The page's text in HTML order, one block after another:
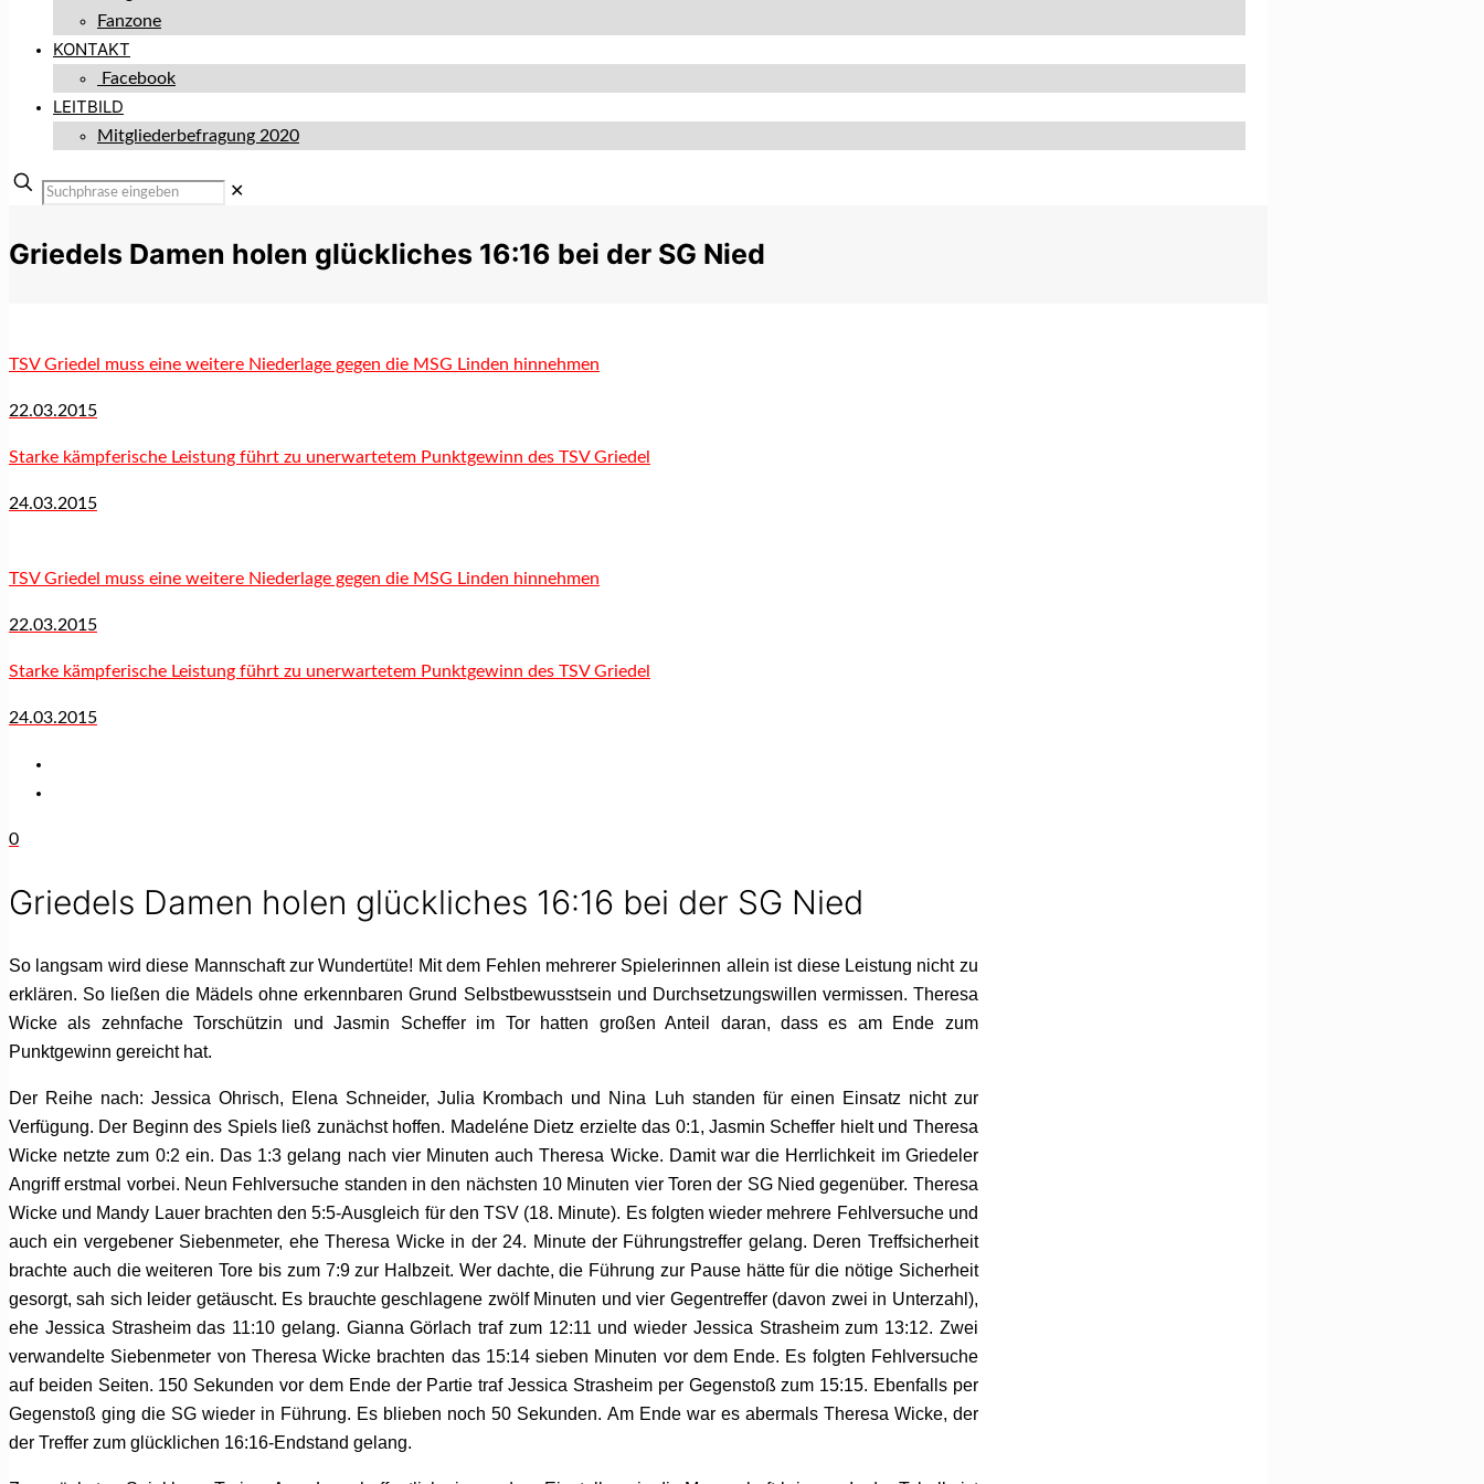
Fanzone
KONTAKT
Facebook
LEITBILD
Mitgliederbefragung 2020
✕
Griedels Damen holen glückliches 16:16 bei der SG Nied
TSV Griedel muss eine weitere Niederlage gegen die MSG Linden hinnehmen
22.03.2015
Starke kämpferische Leistung führt zu unerwartetem Punktgewinn des TSV Griedel
24.03.2015
TSV Griedel muss eine weitere Niederlage gegen die MSG Linden hinnehmen
22.03.2015
Starke kämpferische Leistung führt zu unerwartetem Punktgewinn des TSV Griedel
24.03.2015
0
Griedels Damen holen glückliches 16:16 bei der SG Nied
So langsam wird diese Mannschaft zur Wundertüte! Mit dem Fehlen mehrerer Spielerinnen allein ist diese Leistung nicht zu
erklären. So ließen die Mädels ohne erkennbaren Grund Selbstbewusstsein und Durchsetzungswillen vermissen. Theresa
Wicke als zehnfache Torschützin und Jasmin Scheffer im Tor hatten großen Anteil daran, dass es am Ende zum
Punktgewinn gereicht hat.
Der Reihe nach: Jessica Ohrisch, Elena Schneider, Julia Krombach und Nina Luh standen für einen Einsatz nicht zur
Verfügung. Der Beginn des Spiels ließ zunächst hoffen. Madeléne Dietz erzielte das 0:1, Jasmin Scheffer hielt und Theresa
Wicke netzte zum 0:2 ein. Das 1:3 gelang nach vier Minuten auch Theresa Wicke. Damit war die Herrlichkeit im Griedeler
Angriff erstmal vorbei. Neun Fehlversuche standen in den nächsten 10 Minuten vier Toren der SG Nied gegenüber. Theresa
Wicke und Mandy Lauer brachten den 5:5-Ausgleich für den TSV (18. Minute). Es folgten wieder mehrere Fehlversuche und
auch ein vergebener Siebenmeter, ehe Theresa Wicke in der 24. Minute der Führungstreffer gelang. Deren Treffsicherheit
brachte auch die weiteren Tore bis zum 7:9 zur Halbzeit. Wer dachte, die Führung zur Pause hätte für die nötige Sicherheit
gesorgt, sah sich leider getäuscht. Es brauchte geschlagene zwölf Minuten und vier Gegentreffer (davon zwei in Unterzahl),
ehe Jessica Strasheim das 11:10 gelang. Gianna Görlach traf zum 12:11 und wieder Jessica Strasheim zum 13:12. Zwei
verwandelte Siebenmeter von Theresa Wicke brachten das 15:14 sieben Minuten vor dem Ende. Es folgten Fehlversuche
auf beiden Seiten. 150 Sekunden vor dem Ende der Partie traf Jessica Strasheim per Gegenstoß zum 15:15. Ebenfalls per
Gegenstoß ging die SG wieder in Führung. Es blieben noch 50 Sekunden. Am Ende war es abermals Theresa Wicke, der
der Treffer zum glücklichen 16:16-Endstand gelang.